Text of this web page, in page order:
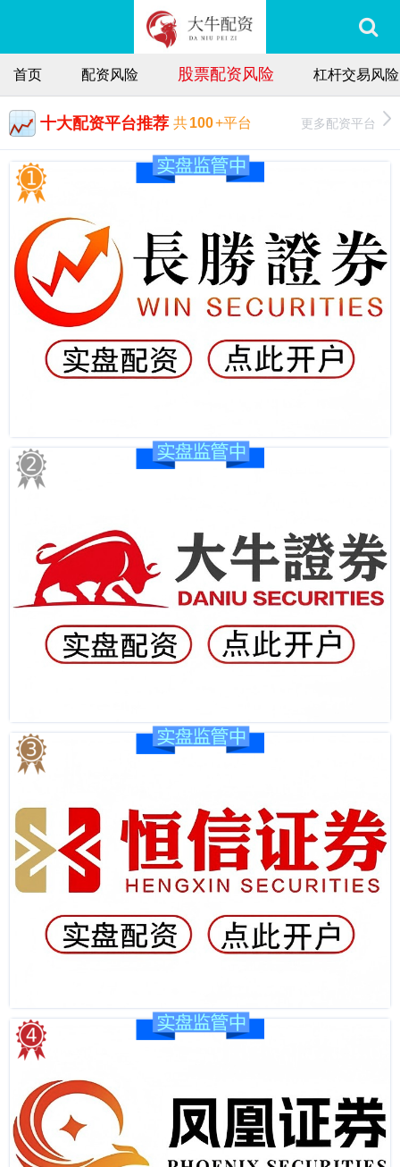
首页 配资风险 股票配资风险 杠杆交易风险
十大配资平台推荐 共100+平台 更多配资平台